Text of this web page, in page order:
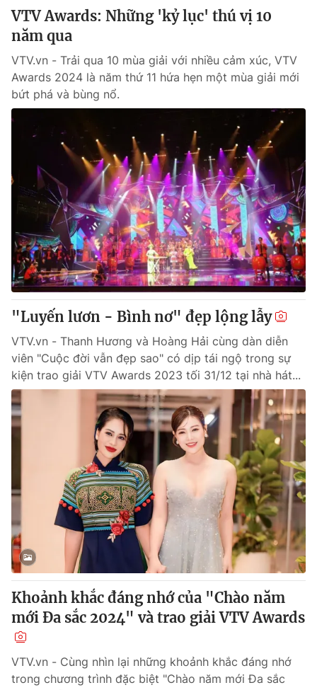
VTV Awards: Những 'kỷ lục' thú vị 10
năm qua
VTV.vn - Trải qua 10 mùa giải với nhiều cảm xúc, VTV
Awards 2024 là năm thứ 11 hứa hẹn một mùa giải mới
bứt phá và bùng nổ.
"Luyến lươn - Bình nơ" đẹp lộng lẫy
VTV.vn - Thanh Hương và Hoàng Hải cùng dàn diễn
viên "Cuộc đời vẫn đẹp sao" có dịp tái ngộ trong sự
kiện trao giải VTV Awards 2023 tối 31/12 tại nhà hát...
Khoảnh khắc đáng nhớ của "Chào năm
mới Đa sắc 2024" và trao giải VTV Awards
VTV.vn - Cùng nhìn lại những khoảnh khắc đáng nhớ
trong chương trình đặc biệt "Chào năm mới Đa sắc